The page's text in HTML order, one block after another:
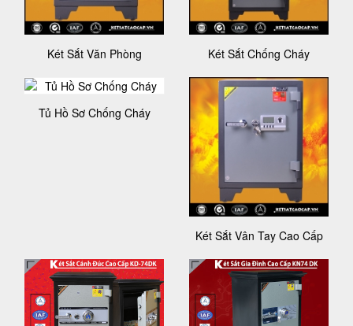
Két Sắt Văn Phòng Két Sắt Chống Cháy
Tủ Hồ Sơ Chống Cháy
Két Sắt Vân Tay Cao Cấp